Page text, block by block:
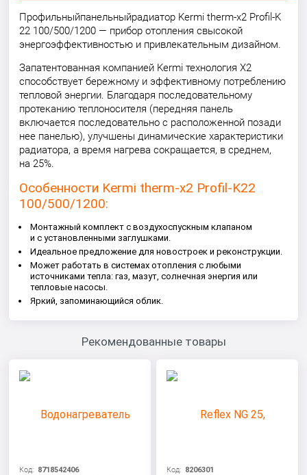
Профильныйпанельныйрадиатор Kermi therm-x2 Profil-K
22 100/500/1200 — прибор отопления свысокой
энергоэффективностью и привлекательным дизайном.
Запатентованная компанией Kermi технология X2
способствует бережному и эффективному потреблению
тепловой энергии. Благодаря последовательному
протеканию теплоносителя (передняя панель
включается последовательно с расположенной позади
нее панелью), улучшены динамические характеристики
радиатора, а время нагрева сокращается, в среднем,
на 25%.
Особенности Kermi therm-x2 Profil-K22
100/500/1200:
Монтажный комплект с воздухоспускным клапаном
и с установленными заглушками.
Идеальное предложение для новостроек и реконструкции.
Может работать в системах отопления с любыми
источниками тепла: газ, мазут, солнечная энергия или
тепловые насосы.
Яркий, запоминающийся облик.
Рекомендованные товары
Код: 8718542406 Код: 8206301